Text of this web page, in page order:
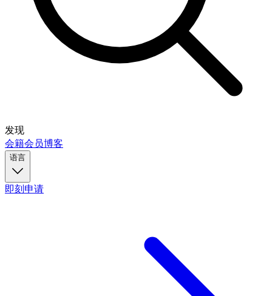
发现
会籍会员博客
语言
即刻申请